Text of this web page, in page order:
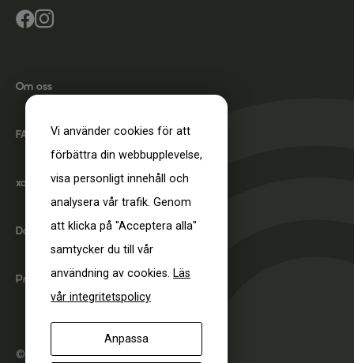

Om oss
FAQ
xact-fit test
DoC
Produktcertifiering
© 2026 SwedSafe. All rights reserved.
Vi använder cookies för att
förbättra din webbupplevelse,
visa personligt innehåll och
analysera vår trafik. Genom
att klicka på "Acceptera alla"
samtycker du till vår
användning av cookies. Läs
vår integritetspolicy
Anpassa